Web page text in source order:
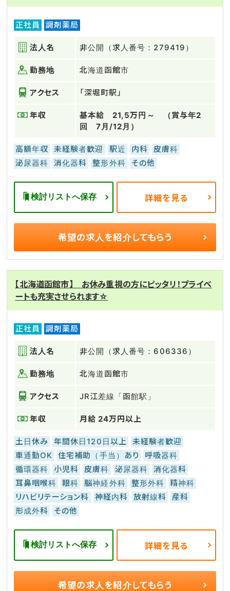
正社員 調剤薬局
法人名 非公開（求人番号：279419）
勤務地 北海道函館市
アクセス 「深堀町駅」
年収
基本給 21,5万円～ （賞与年2
回 7月/12月）
高額年収 未経験者歓迎 駅近 内科
皮膚科
泌尿器科
消化器科 整形外科 その他
検討リストへ保存 詳細を見る
希望の求人を紹介してもらう
【北海道函館市】 お休み重視の方にピッタリ！プライベ
ートも充実させられます☆
正社員 調剤薬局
法人名 非公開（求人番号：606336）
勤務地 北海道函館市
アクセス JR江差線「函館駅」
年収 月給 24万円以上
土日休み 年間休日120日以上
未経験者歓迎
車通勤OK
住宅補助（手当）あり
呼吸器科
循環器科
小児科 皮膚科 泌尿器科
消化器科
耳鼻咽喉科
眼科 脳神経外科 整形外科
精神科
リハビリテーション科
神経内科 放射線科
産科
形成外科
その他
検討リストへ保存 詳細を見る
希望の求人を紹介してもらう